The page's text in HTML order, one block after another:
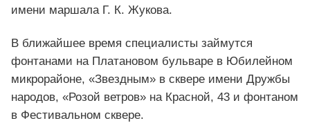
имени маршала Г. К. Жукова.
В ближайшее время специалисты займутся
фонтанами на Платановом бульваре в Юбилейном
микрорайоне, «Звездным» в сквере имени Дружбы
народов, «Розой ветров» на Красной, 43 и фонтаном
в Фестивальном сквере.